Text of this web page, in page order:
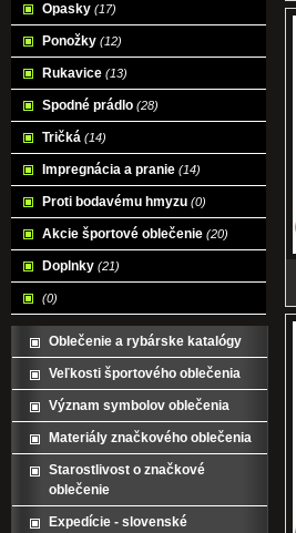
Opasky (17)
Ponožky (12)
Rukavice (13)
Spodné prádlo (28)
Tričká (14)
Impregnácia a pranie (14)
Proti bodavému hmyzu (0)
Akcie športové oblečenie (20)
Doplnky (21)
(0)
Oblečenie a rybárske katalógy
Veľkosti športového oblečenia
Význam symbolov oblečenia
Materiály značkového oblečenia
Starostlivost o značkové
oblečenie
Expedície - slovenské